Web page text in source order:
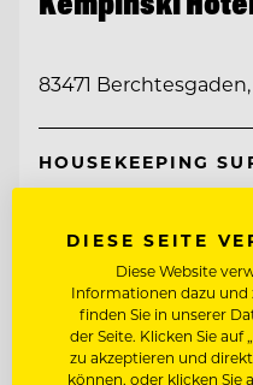
83471
HOUSEKEEPING
Entdecke alle Jobs
DIESE SEITE
Diese Website
Informationen dazu und
finden Sie in unserer
der Seite. Klicken Sie auf
zu akzeptieren und
können, oder klicken Sie